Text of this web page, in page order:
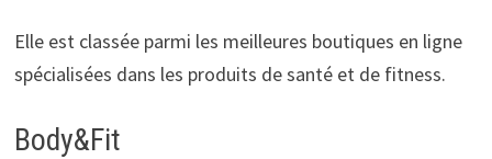
Elle est classée parmi les meilleures boutiques en ligne
spécialisées dans les produits de santé et de fitness.
Body&Fit